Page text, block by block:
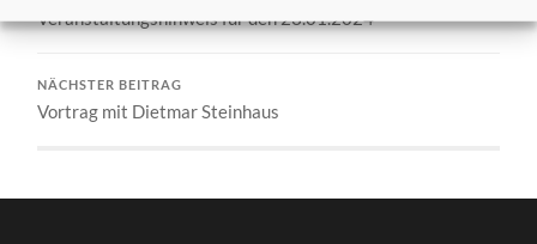
Veranstaltungshinweis für den 23.01.2024
NÄCHSTER BEITRAG
Vortrag mit Dietmar Steinhaus